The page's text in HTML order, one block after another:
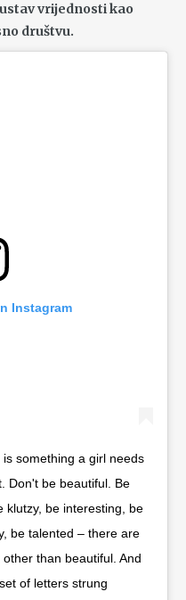
vrijednosti kao
društvu.
Instagram
something a girl needs
Don't be beautiful. Be
klutzy, be interesting, be
be talented – there are
than beautiful. And
of letters strung